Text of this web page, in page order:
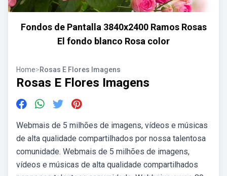
Fondos de Pantalla 3840x2400 Ramos Rosas
El fondo blanco Rosa color
Home>Rosas E Flores Imagens
Rosas E Flores Imagens
Webmais de 5 milhões de imagens, vídeos e músicas
de alta qualidade compartilhados por nossa talentosa
comunidade. Webmais de 5 milhões de imagens,
vídeos e músicas de alta qualidade compartilhados